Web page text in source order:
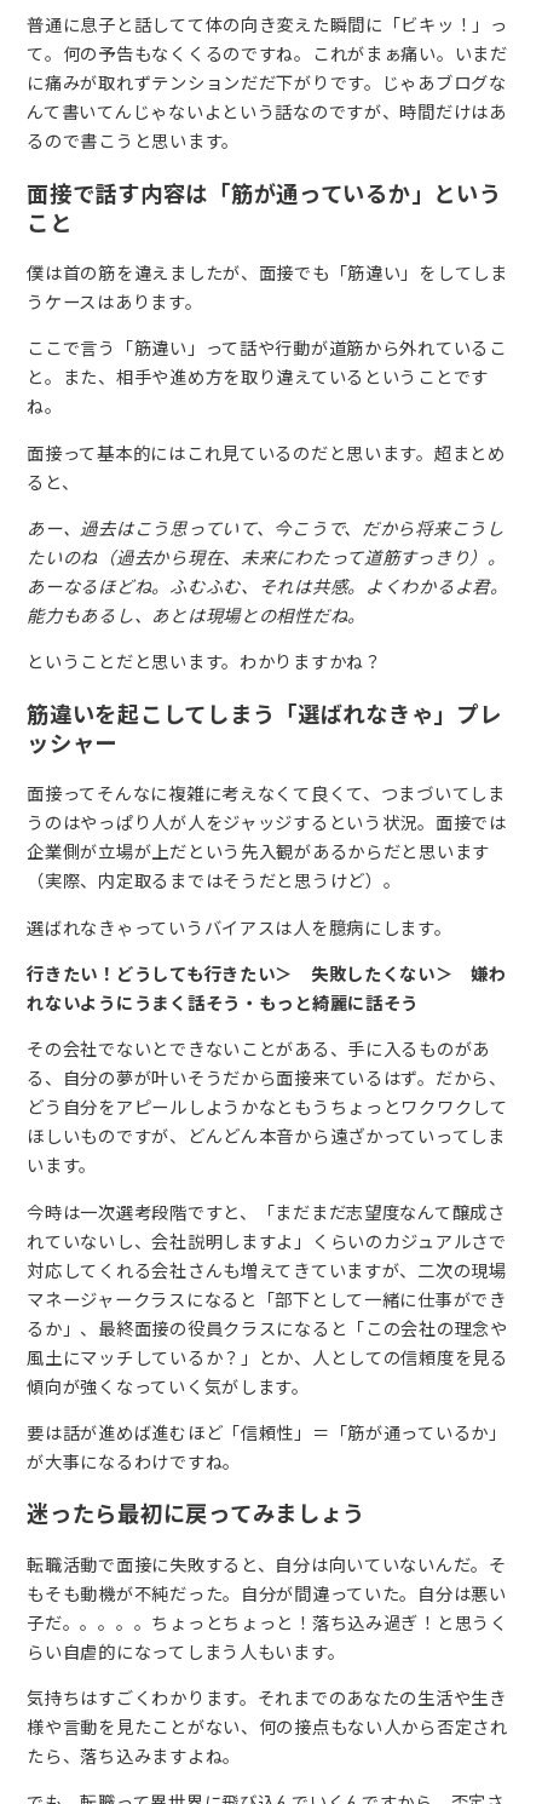
普通に息子と話してて体の向き変えた瞬間に「ビキッ！」っ
て。何の予告もなくくるのですね。これがまぁ痛い。いまだ
に痛みが取れずテンションだだ下がりです。じゃあブログな
んて書いてんじゃないよという話なのですが、時間だけはあ
るので書こうと思います。
面接で話す内容は「筋が通っているか」という
こと
僕は首の筋を違えましたが、面接でも「筋違い」をしてしま
うケースはあります。
ここで言う「筋違い」って話や行動が道筋から外れているこ
と。また、相手や進め方を取り違えているということです
ね。
面接って基本的にはこれ見ているのだと思います。超まとめ
ると、
あー、過去はこう思っていて、今こうで、だから将来こうし
たいのね（過去から現在、未来にわたって道筋すっきり）。
あーなるほどね。ふむふむ、それは共感。よくわかるよ君。
能力もあるし、あとは現場との相性だね。
ということだと思います。わかりますかね？
筋違いを起こしてしまう「選ばれなきゃ」プレ
ッシャー
面接ってそんなに複雑に考えなくて良くて、つまづいてしま
うのはやっぱり人が人をジャッジするという状況。面接では
企業側が立場が上だという先入観があるからだと思います
（実際、内定取るまではそうだと思うけど）。
選ばれなきゃっていうバイアスは人を臆病にします。
行きたい！どうしても行きたい＞ 失敗したくない＞ 嫌わ
れないようにうまく話そう・もっと綺麗に話そう
その会社でないとできないことがある、手に入るものがあ
る、自分の夢が叶いそうだから面接来ているはず。だから、
どう自分をアピールしようかなともうちょっとワクワクして
ほしいものですが、どんどん本音から遠ざかっていってしま
います。
今時は一次選考段階ですと、「まだまだ志望度なんて醸成さ
れていないし、会社説明しますよ」くらいのカジュアルさで
対応してくれる会社さんも増えてきていますが、二次の現場
マネージャークラスになると「部下として一緒に仕事ができ
るか」、最終面接の役員クラスになると「この会社の理念や
風土にマッチしているか？」とか、人としての信頼度を見る
傾向が強くなっていく気がします。
要は話が進めば進むほど「信頼性」＝「筋が通っているか」
が大事になるわけですね。
迷ったら最初に戻ってみましょう
転職活動で面接に失敗すると、自分は向いていないんだ。そ
もそも動機が不純だった。自分が間違っていた。自分は悪い
子だ。。。。。ちょっとちょっと！落ち込み過ぎ！と思うく
らい自虐的になってしまう人もいます。
気持ちはすごくわかります。それまでのあなたの生活や生き
様や言動を見たことがない、何の接点もない人から否定され
たら、落ち込みますよね。